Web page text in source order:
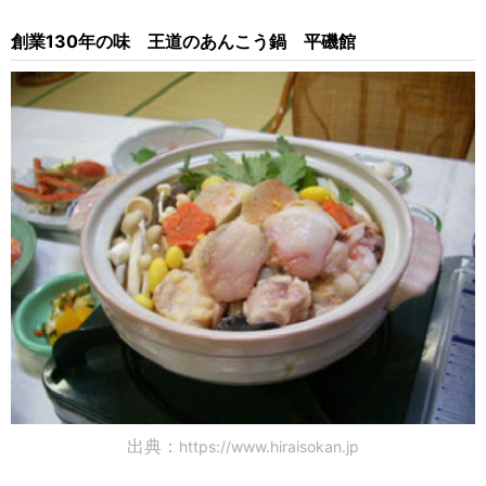
創業130年の味 王道のあんこう鍋 平磯館
出典： https://www.hiraisokan.jp